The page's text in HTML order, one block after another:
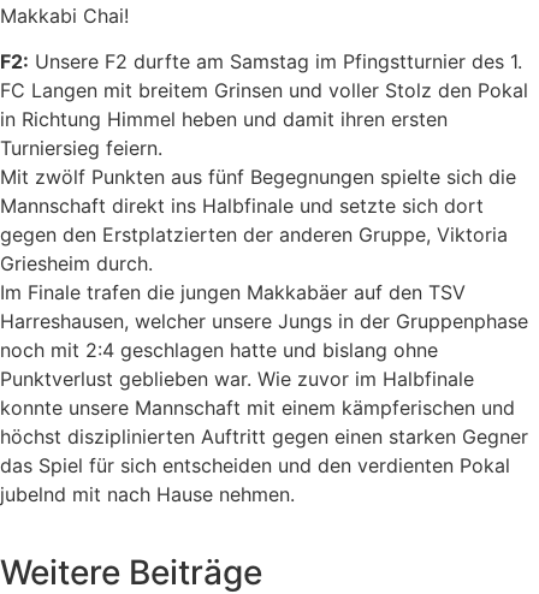
Makkabi Chai!
F2: Unsere F2 durfte am Samstag im Pfingstturnier des 1.
FC Langen mit breitem Grinsen und voller Stolz den Pokal
in Richtung Himmel heben und damit ihren ersten
Turniersieg feiern.
Mit zwölf Punkten aus fünf Begegnungen spielte sich die
Mannschaft direkt ins Halbfinale und setzte sich dort
gegen den Erstplatzierten der anderen Gruppe, Viktoria
Griesheim durch.
Im Finale trafen die jungen Makkabäer auf den TSV
Harreshausen, welcher unsere Jungs in der Gruppenphase
noch mit 2:4 geschlagen hatte und bislang ohne
Punktverlust geblieben war. Wie zuvor im Halbfinale
konnte unsere Mannschaft mit einem kämpferischen und
höchst disziplinierten Auftritt gegen einen starken Gegner
das Spiel für sich entscheiden und den verdienten Pokal
jubelnd mit nach Hause nehmen.
Weitere Beiträge